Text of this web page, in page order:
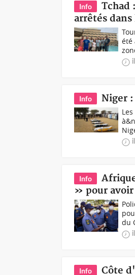
Info
Tchad
arrêtés
été
Info Niger
Info
» pour avoir
du
Info Côte